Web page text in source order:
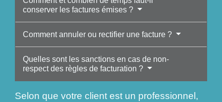
conserver les factures émises ?
Comment annuler ou rectifier une facture ?
Quelles sont les sanctions en cas de non-
respect des règles de facturation ?
Selon que votre client est un professionnel,